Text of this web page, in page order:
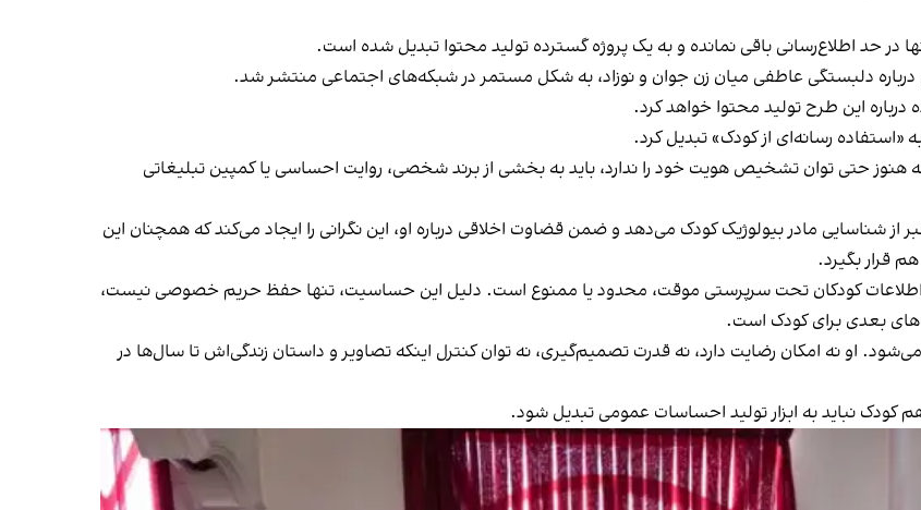
حد اطلاع‌رسانی باقی نمانده و به یک پروژه گسترده تولید محتوا تبدیل شده است.
دلبستگی عاطفی میان زن جوان و نوزاد، به شکل مستمر در شبکه‌های اجتماعی منتشر شد.
درباره این طرح تولید محتوا خواهد کرد.
«استفاده رسانه‌ای از کودک» تبدیل کرد.
حتی توان تشخیص هویت خود را ندارد، باید به بخشی از برند شخصی، روایت احساسی یا کمپین تبلیغاتی
شناسایی مادر بیولوژیک کودک می‌دهد و ضمن قضاوت اخلاقی درباره او، این نگرانی را ایجاد می‌کند که همچنان این
قرار بگیرد.
و اطلاعات کودکان تحت سرپرستی موقت، محدود یا ممنوع است. دلیل این حساسیت، تنها حفظ حریم خصوصی نیست،
بعدی برای کودک است.
او نه امکان رضایت دارد، نه قدرت تصمیم‌گیری، نه توان کنترل اینکه تصاویر و داستان زندگی‌اش تا سال‌ها در
کودک نباید به ابزار تولید احساسات عمومی تبدیل شود.